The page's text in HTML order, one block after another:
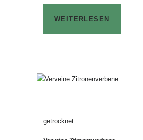
WEITERLESEN
getrocknet